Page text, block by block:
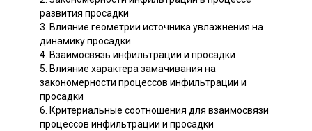
развития просадки
3. Влияние геометрии источника увлажнения на
динамику просадки
4. Взаимосвязь инфильтрации и просадки
5. Влияние характера замачивания на
закономерности процессов инфильтрации и
просадки
6. Критериальные соотношения для взаимосвязи
процессов инфильтрации и просадки